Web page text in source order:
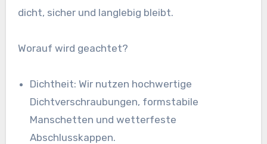
dicht, sicher und langlebig bleibt.
Worauf wird geachtet?
Dichtheit: Wir nutzen hochwertige
Dichtverschraubungen, formstabile
Manschetten und wetterfeste
Abschlusskappen.